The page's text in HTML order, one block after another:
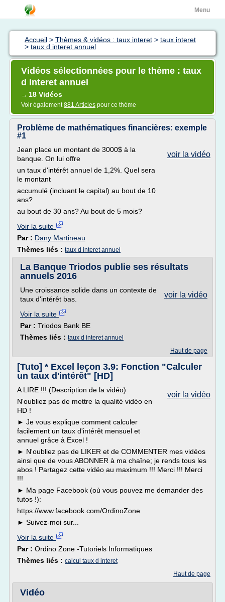
Menu
Accueil > Thèmes & vidéos : taux interet > taux interet
> taux d interet annuel
Vidéos sélectionnées pour le thème : taux
d interet annuel
→ 18 Vidéos
Voir également881 Articles pour ce thème
Problème de mathématiques financières: exemple
#1
voir la vidéo
Jean place un montant de 3000$ à la
banque. On lui offre
un taux d'intérêt annuel de 1,2%. Quel sera
le montant
accumulé (incluant le capital) au bout de 10
ans?
au bout de 30 ans? Au bout de 5 mois?
Voir la suite
Par : Dany Martineau
Thèmes liés : taux d interet annuel
La Banque Triodos publie ses résultats
annuels 2016
voir la vidéo
Une croissance solide dans un contexte de
taux d'intérêt bas.
Voir la suite
Par : Triodos Bank BE
Thèmes liés : taux d interet annuel
Haut de page
[Tuto] * Excel leçon 3.9: Fonction "Calculer
un taux d'intérêt" [HD]
voir la vidéo
A LIRE !!! (Description de la vidéo)
N'oubliez pas de mettre la qualité vidéo en
HD !
► Je vous explique comment calculer
facilement un taux d'intérêt mensuel et
annuel grâce à Excel !
► N'oubliez pas de LIKER et de COMMENTER mes vidéos
ainsi que de vous ABONNER à ma chaîne; je rends tous les
abos ! Partagez cette vidéo au maximum !!! Merci !!! Merci
!!!
► Ma page Facebook (où vous pouvez me demander des
tutos !):
https://www.facebook.com/OrdinoZone
► Suivez-moi sur...
Voir la suite
Par : Ordino Zone -Tutoriels Informatiques
Thèmes liés : calcul taux d interet
Haut de page
Vidéo